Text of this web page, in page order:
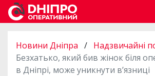
Новини Дніпра / Надзвичайні
Безхатько, який бив жінок біля
в Дніпрі, може уникнути в’язниці